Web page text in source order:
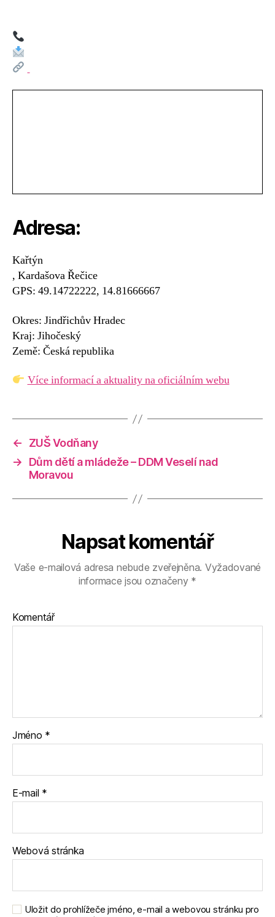
Adresa:
Kařtýn
, Kardašova Řečice
GPS: 49.14722222, 14.81666667
Okres: Jindřichův Hradec
Kraj: Jihočeský
Země: Česká republika
Více informací a aktuality na oficiálním webu
←
ZUŠ Vodňany
→
Dům dětí a mládeže – DDM Veselí nad
Moravou
Napsat komentář
Vaše e-mailová adresa nebude zveřejněna. Vyžadované
informace jsou označeny *
Komentář
Jméno *
E-mail *
Webová stránka
Uložit do prohlížeče jméno, e-mail a webovou stránku pro